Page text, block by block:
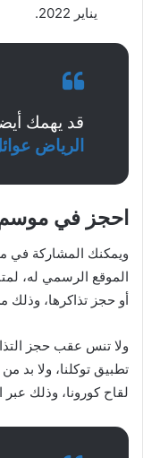
يناير 2022.
قد يهمك
الرياض عوائل
احجز في موسم
الموقع الرسمي له،
أو حجز تذاكرها، وذلك
ولا تنس عقب حجز
تطبيق توكلنا، ولا بد
لقاح كورونا، وذلك عبر